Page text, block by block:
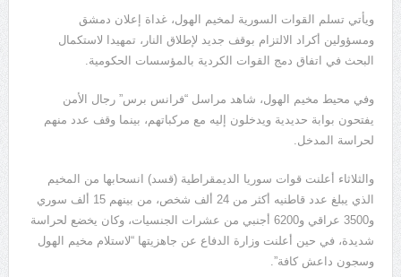
ويأتي تسلم القوات السورية لمخيم الهول، غداة إعلان دمشق
ومسؤولين أكراد الالتزام بوقف جديد لإطلاق النار، تمهيدا لاستكمال
البحث في اتفاق دمج القوات الكردية بالمؤسسات الحكومية.
وفي محيط مخيم الهول، شاهد مراسل “فرانس برس” رجال الأمن
يفتحون بوابة حديدية ويدخلون إليه مع مركباتهم، بينما وقف عدد منهم
لحراسة المدخل.
والثلاثاء أعلنت قوات سوريا الديمقراطية (قسد) انسحابها من المخيم
الذي يبلغ عدد قاطنيه أكثر من 24 ألف شخص، من بينهم 15 ألف سوري
و3500 عراقي و6200 أجنبي من عشرات الجنسيات، وكان يخضع لحراسة
شديدة، في حين أعلنت وزارة الدفاع عن جاهزيتها “لاستلام مخيم الهول
وسجون داعش كافة”.